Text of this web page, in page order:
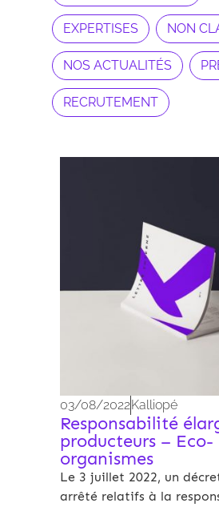
EXPERTISES NON
NOS ACTUALITÉS
RECRUTEMENT
03/08/2022Kalliopé
Responsabilité
producteurs – Eco-
organismes
Le 3 juillet 2022, un
arrêté relatifs à la